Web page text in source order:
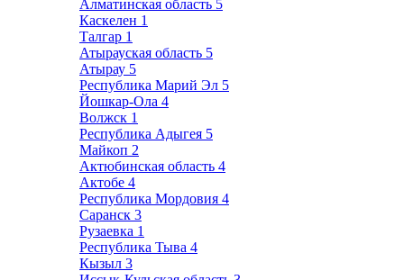
Алматинская область 5
Каскелен 1
Талгар 1
Атырауская область 5
Атырау 5
Республика Марий Эл 5
Йошкар-Ола 4
Волжск 1
Республика Адыгея 5
Майкоп 2
Актюбинская область 4
Актобе 4
Республика Мордовия 4
Саранск 3
Рузаевка 1
Республика Тыва 4
Кызыл 3